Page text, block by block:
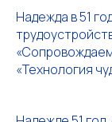
Надежда в 51
«Технология